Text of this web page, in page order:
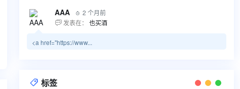
AAA  2 个月前
 发表在： 也买酒
<a href="https://www...
 标签